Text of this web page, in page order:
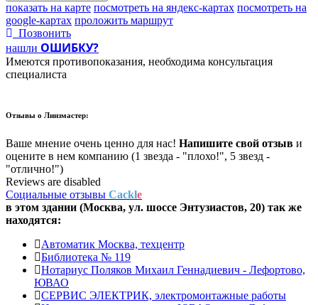
показать на карте посмотреть на яндекс-картах посмотреть на
google-картах проложить маршрут
Позвонить
нашли ОШИБКУ?
Имеются противопоказания, необходима консультация
специалиста
Отзывы о Линзмастер:
Ваше мнение очень ценно для нас! Напишите свой отзыв и
оцените в нем компанию (1 звезда - "плохо!", 5 звезд -
"отлично!")
Reviews are disabled
Социальные отзывы Cackle
в этом здании (Москва, ул. шоссе Энтузиастов, 20) так же
находятся:
Автоматик Москва, техцентр
Библиотека № 119
Нотариус Поляков Михаил Геннадиевич - Лефортово,
ЮВАО
СЕРВИС ЭЛЕКТРИК, электромонтажные работы